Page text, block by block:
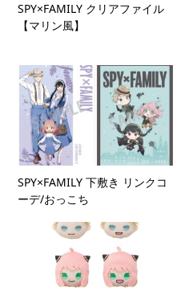
SPY×FAMILY クリアファイル
【マリン風】
SPY×FAMILY 下敷き リンクコ
ーデ/おっこち